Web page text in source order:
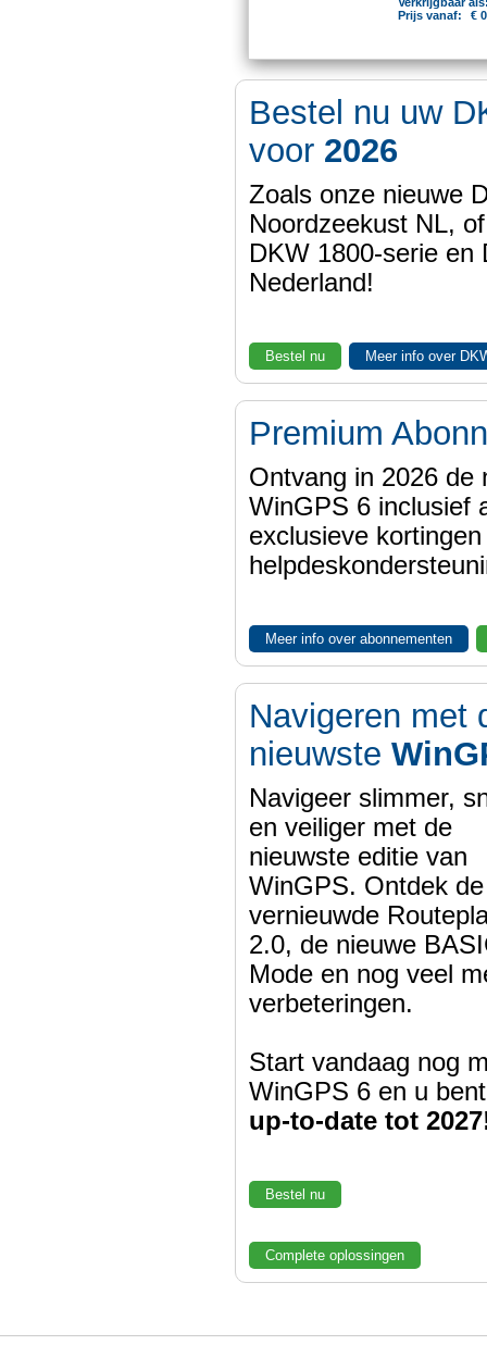
Prijs vanaf:
€
Bestel nu uw
voor 2026
Zoals onze nieuwe
Noordzeekust NL,
DKW 1800-serie en
Nederland!
Bestel nu Meer info over
Premium
Ontvang in 2026 de
WinGPS 6 inclusief
exclusieve
Meer info over abonnementen
Navigeren met
nieuwste
Navigeer slimmer,
en veiliger met de
nieuwste editie van
WinGPS. Ontdek de
vernieuwde
2.0, de nieuwe
Mode en nog veel
verbeteringen.
Start vandaag nog
WinGPS 6 en u bent
up-to-date tot
Bestel nu
Complete oplossingen